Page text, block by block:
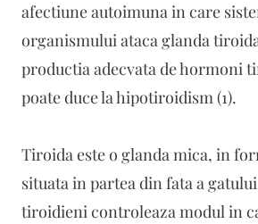
afectiune autoimuna in care
organismului ataca glanda
productia adecvata de hormoni
poate duce la hipotiroidism (1).
Tiroida este o glanda mica, in
situata in partea din fata a
tiroidieni controleaza modul in